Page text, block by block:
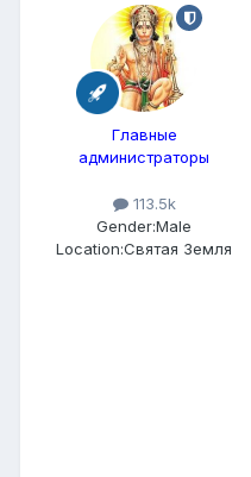
Главные
администраторы
113.5k
Gender:Male
Location:Святая Земля